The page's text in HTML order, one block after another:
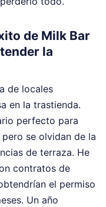
de Milk Bar
la
de locales
en la trastienda.
perfecto para
se olvidan de la
de terraza. He
contratos de
el permiso
Un año